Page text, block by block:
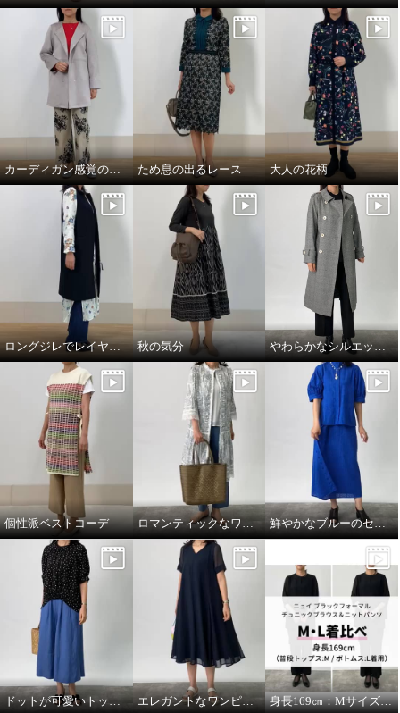
カーディガン感覚のコート ため息の出るレース 大人の花柄
ロングジレでレイヤードスタイル 秋の気分 やわらかなシルエットの上質トレンチコート
個性派ベストコーデ ロマンティックなワンピースを羽織って 鮮やかなブルーのセットアップコーデ。
ドットが可愛いトップスをメインに。 エレガントなワンピースにカジュアルな小物を合わせて。 身長169㎝：MサイズとLサイズを着比べ